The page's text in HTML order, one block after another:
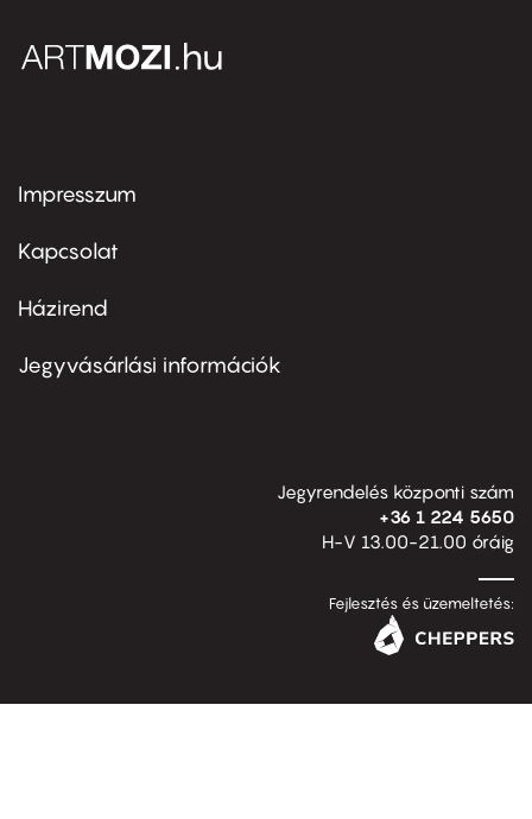
Footer
first
Impresszum
Kapcsolat
Footer
second
Házirend
Jegyvásárlási információk
Jegyrendelés központi szám
+36 1 224 5650
H-V 13.00-21.00 óráig
Fejlesztés és üzemeltetés: